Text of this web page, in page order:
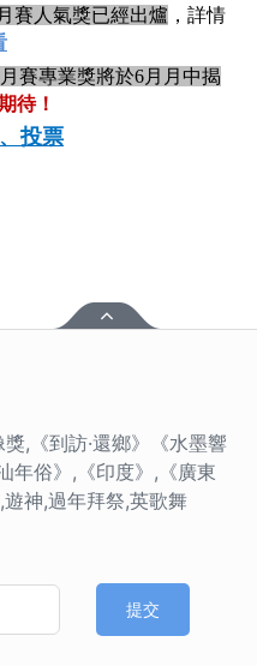
賽人氣獎已經出爐 ，詳情
賽專業獎將於6月月中揭
待！
投票
,《到訪·還鄉》《水墨響
年俗》,《印度》,《廣東
神,過年拜祭,英歌舞
提交